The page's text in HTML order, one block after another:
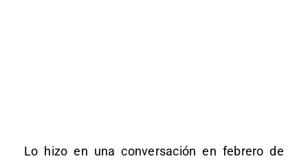
Lo hizo en una conversación en febrero de